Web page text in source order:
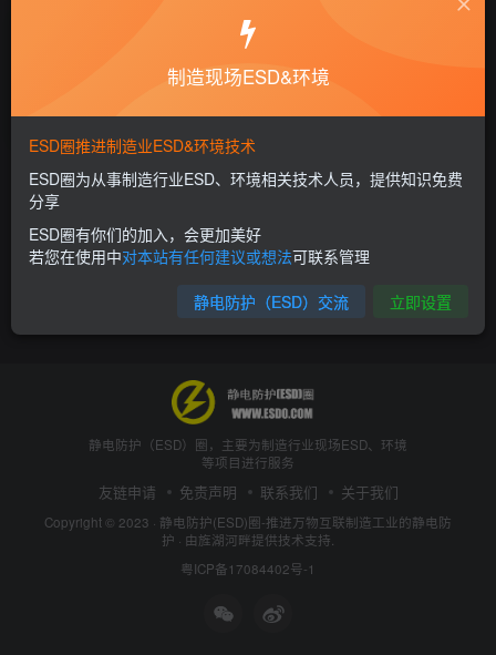
EOS事件应包括哪些呢？
十万个为什么
8年前 6597
静电防护（ESD）圈，主要为制造行业现场ESD、环境
等项目进行服务
友链申请 免责声明 联系我们 关于我们
Copyright © 2023 · 静电防护(ESD)圈-推进万物互联制造工业的静电防
护 · 由旌湖河畔提供技术支持.
粤ICP备17084402号-1
制造现场ESD&环境
ESD圈推进制造业ESD&环境技术
ESD圈为从事制造行业ESD、环境相关技术人员，提供知识免费
分享
ESD圈有你们的加入，会更加美好
若您在使用中对本站有任何建议或想法可联系管理
静电防护（ESD）交流 立即设置